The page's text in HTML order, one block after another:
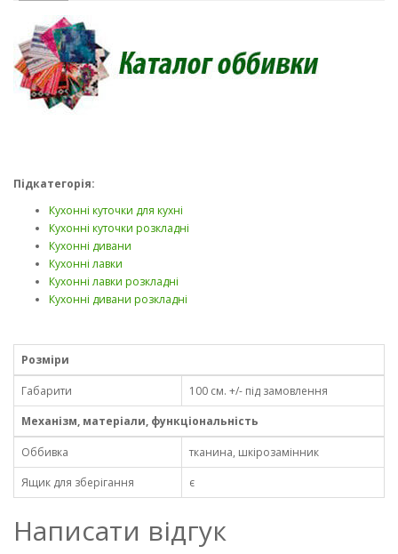
Підкатегорія:
Кухонні куточки для кухні
Кухонні куточки розкладні
Кухонні дивани
Кухонні лавки
Кухонні лавки розкладні
Кухонні дивани розкладні
Розміри
Габарити
100 см. +/- під замовлення
Механізм, матеріали, функціональність
Оббивка
тканина, шкірозамінник
Ящик для зберігання
є
Написати відгук